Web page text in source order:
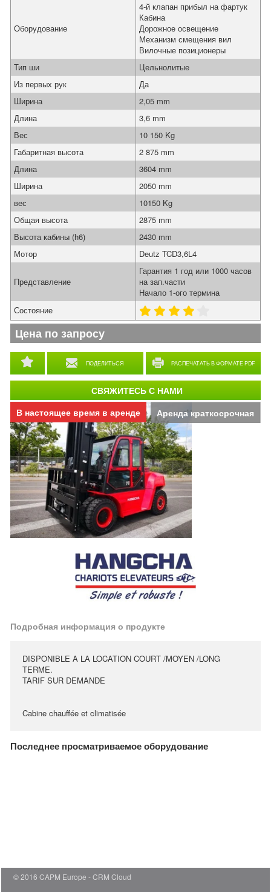
Аренда краткосрочная
В настоящее время в аренде
ПОДЕЛИТЬСЯ РАСПЕЧАТАТЬ В ФОРМАТЕ PDF
Оборудование
4-й клапан прибыл на фартук
Кабина
Дорожное освещение
Механизм смещения вил
Вилочные позиционеры
Тип ши
Цельнолитые
Из первых рук
Да
Ширина
2,05 mm
Длина
3,6 mm
Вес
10 150 Kg
Габаритная высота
2 875 mm
Длина
3604 mm
Ширина
2050 mm
вес
10150 Kg
Общая высота
2875 mm
Высота кабины (h6)
2430 mm
Мотор
Deutz TCD3,6L4
Представление
Гарантия 1 год или 1000 часов
на зап.части
Начало 1-ого термина
Состояние
Цена по запросу
Подробная информация о продукте
DISPONIBLE A LA LOCATION COURT /MOYEN /LONG
TERME.
TARIF SUR DEMANDE
Cabine chauffée et climatisée
СВЯЖИТЕСЬ С НАМИ
Последнее просматриваемое оборудование
© 2016 CAPM Europe
CRM Cloud